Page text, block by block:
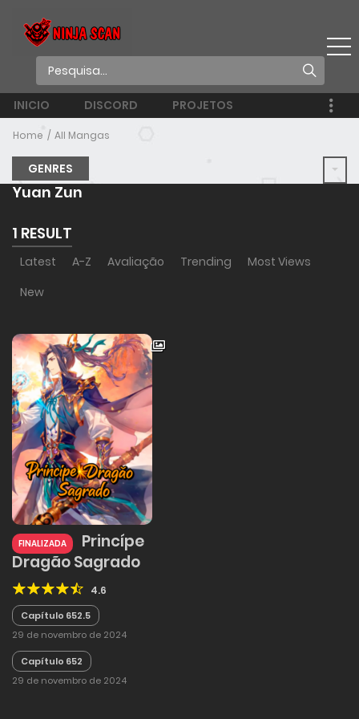
INICIO DISCORD PROJETOS
Home All Mangas
GENRES
Yuan Zun
1 RESULT
Latest A-Z Avaliação Trending
Most Views
New
FINALIZADA
Princípe
Dragão Sagrado
4.6
Capítulo 652.5
29 de novembro de 2024
Capítulo 652
29 de novembro de 2024